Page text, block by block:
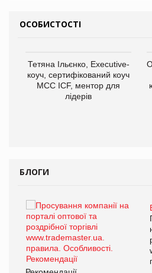
ОСОБИСТОСТІ
Тетяна Ільєнко, Executive-
коуч, сертифікований коуч
МСС ICF, ментор для
лідерів
БЛОГИ